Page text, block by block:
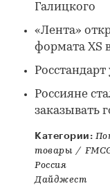
Галицкого
«Лента»
формата XS
Россияне
заказывать
Категории:
товары /
Россия
Дайджест